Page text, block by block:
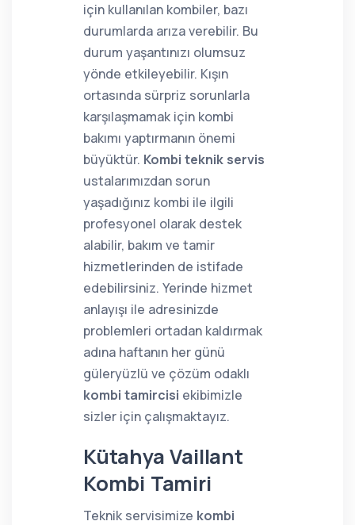
için kullanılan kombiler, bazı
durumlarda arıza verebilir. Bu
durum yaşantınızı olumsuz
yönde etkileyebilir. Kışın
ortasında sürpriz sorunlarla
karşılaşmamak için kombi
bakımı yaptırmanın önemi
büyüktür. Kombi teknik servis
ustalarımızdan sorun
yaşadığınız kombi ile ilgili
profesyonel olarak destek
alabilir, bakım ve tamir
hizmetlerinden de istifade
edebilirsiniz. Yerinde hizmet
anlayışı ile adresinizde
problemleri ortadan kaldırmak
adına haftanın her günü
güleryüzlü ve çözüm odaklı
kombi tamircisi ekibimizle
sizler için çalışmaktayız.
Kütahya Vaillant
Kombi Tamiri
Teknik servisimize kombi